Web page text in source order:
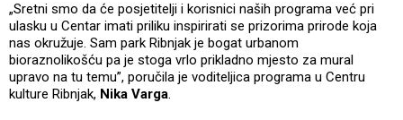
„Sretni smo da će posjetitelji i korisnici naših programa već pri
ulasku u Centar imati priliku inspirirati se prizorima prirode koja
nas okružuje. Sam park Ribnjak je bogat urbanom
bioraznolikošću pa je stoga vrlo prikladno mjesto za mural
upravo na tu temu”, poručila je voditeljica programa u Centru
kulture Ribnjak, Nika Varga.